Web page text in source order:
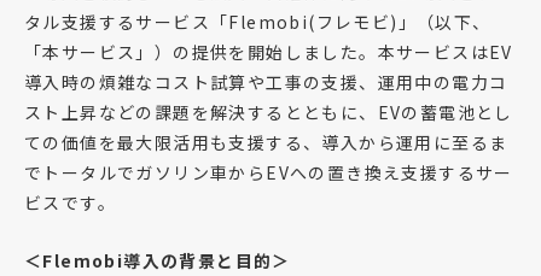
タル支援するサービス「Flemobi(フレモビ)」（以下、
「本サービス」）の提供を開始しました。本サービスはEV
導入時の煩雑なコスト試算や工事の支援、運用中の電力コ
スト上昇などの課題を解決するとともに、EVの蓄電池とし
ての価値を最大限活用も支援する、導入から運用に至るま
でトータルでガソリン車からEVへの置き換え支援するサー
ビスです。
＜Flemobi導入の背景と目的＞